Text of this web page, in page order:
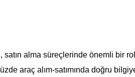
alma süreçlerinde önemli bir
araç alım-satımında doğru